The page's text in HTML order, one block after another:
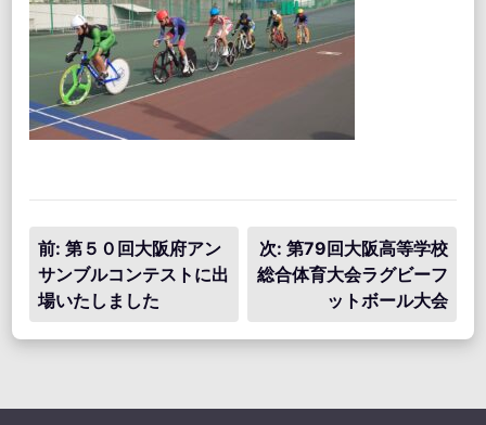
投
稿
ナ
ゲ
前: 第５０回大阪府アン
サンブルコンテストに出
場いたしました
次: 第79回大阪高等学校
総合体育大会ラグビーフ
ットボール大会